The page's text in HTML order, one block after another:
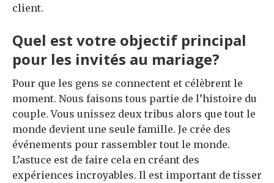
client.
Quel est votre objectif principal
pour les invités au mariage?
Pour que les gens se connectent et célèbrent le
moment. Nous faisons tous partie de l’histoire du
couple. Vous unissez deux tribus alors que tout le
monde devient une seule famille. Je crée des
événements pour rassembler tout le monde.
L’astuce est de faire cela en créant des
expériences incroyables. Il est important de tisser